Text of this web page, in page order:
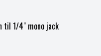
til 1/4" mono jack